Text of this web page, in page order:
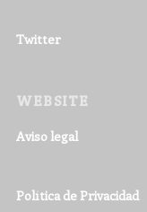
Twitter
WEBSITE
Aviso legal
Política de Privacidad